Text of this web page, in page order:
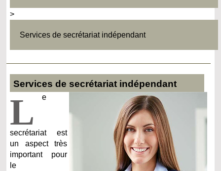
>
Services de secrétariat indépendant
Services de secrétariat indépendant
L e
secrétariat est
un aspect très
important pour
le